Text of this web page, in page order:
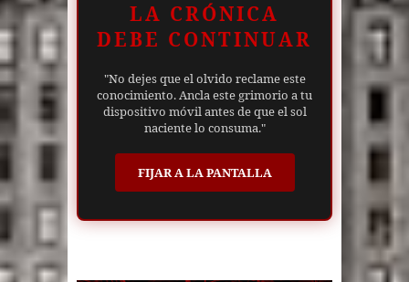
LA CRÓNICA
DEBE CONTINUAR
"No dejes que el olvido reclame este
conocimiento. Ancla este grimorio a tu
dispositivo móvil antes de que el sol
naciente lo consuma."
FIJAR A LA PANTALLA